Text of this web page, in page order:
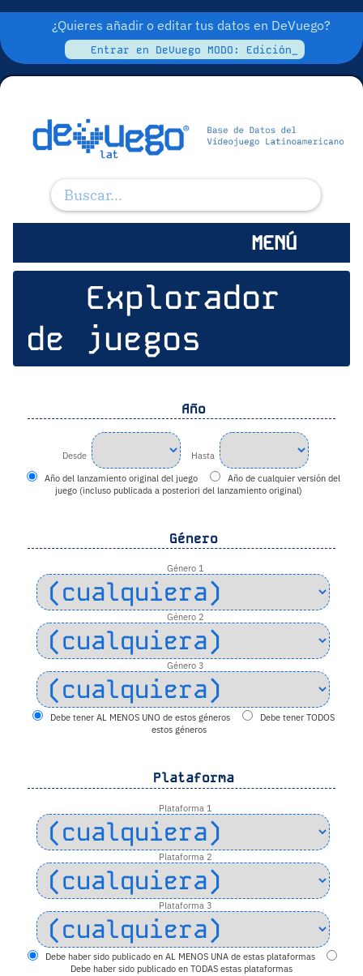
¿Quieres añadir o editar tus datos en DeVuego?
Entrar en DeVuego MODO: Edición_
MENÚ
Explorador
de juegos
Año
Desde
Hasta
Año del lanzamiento original del juego
Año de cualquier versión del
juego (incluso publicada a posteriori del lanzamiento original)
Género
Género 1
Género 2
Género 3
Debe tener AL MENOS UNO de estos géneros
Debe tener TODOS
estos géneros
Plataforma
Plataforma 1
Plataforma 2
Plataforma 3
Debe haber sido publicado en AL MENOS UNA de estas plataformas
Debe haber sido publicado en TODAS estas plataformas